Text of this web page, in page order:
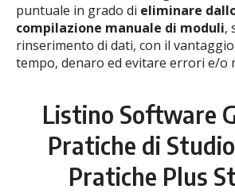
puntuale in grado di eliminare
compilazione manuale di moduli,
rinserimento di dati, con il
tempo, denaro ed evitare errori e/o
Listino Software
Pratiche di
Pratiche Plus